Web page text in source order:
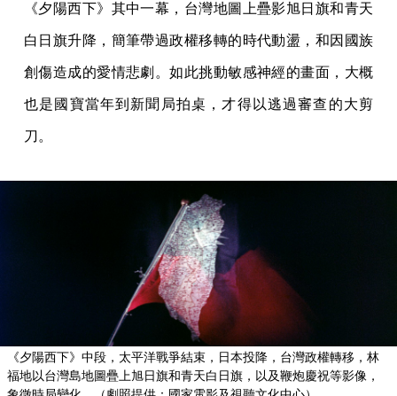
《夕陽西下》其中一幕，台灣地圖上疊影旭日旗和青天
白日旗升降，簡筆帶過政權移轉的時代動盪，和因國族
創傷造成的愛情悲劇。如此挑動敏感神經的畫面，大概
也是國寶當年到新聞局拍桌，才得以逃過審查的大剪
刀。
《夕陽西下》中段，太平洋戰爭結束，日本投降，台灣政權轉移，林
福地以台灣島地圖疊上旭日旗和青天白日旗，以及鞭炮慶祝等影像，